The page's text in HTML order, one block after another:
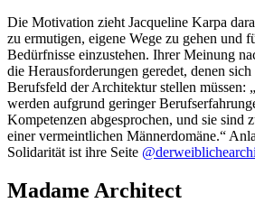
Die Motivation zieht Jacqueline Karpa
zu ermutigen, eigene Wege zu gehen und
Bedürfnisse einzustehen. Ihrer Meinung
die Herausforderungen geredet, denen
Berufsfeld der Architektur stellen müssen:
werden aufgrund geringer
Kompetenzen abgesprochen, und sie sind
einer vermeintlichen Männerdomäne.“
Solidarität ist ihre Seite
Madame Architect